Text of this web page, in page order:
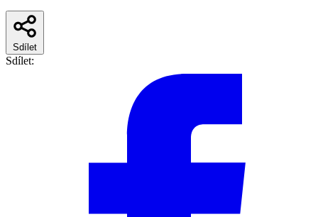
Sdílet
Sdílet: